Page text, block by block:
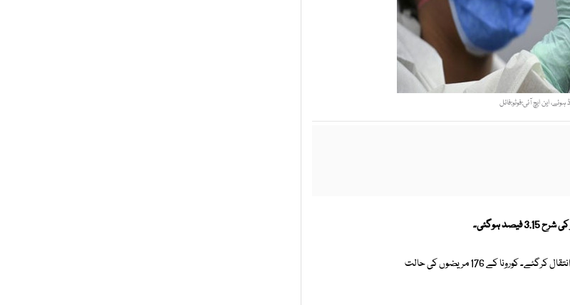
قومی ادارہ صحت (این آئی ایچ ) کے مطابق گزشتہ 24 گھنٹوں کے دوران کورونا سے متاثر مزید 3 افراد انتقال کرگئے۔ کورونا کے 176 مریضوں کی حالت